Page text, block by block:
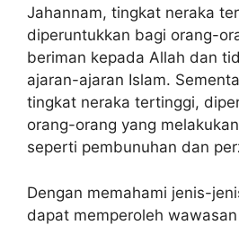
Jahannam, tingkat neraka
diperuntukkan bagi orang-
beriman kepada Allah dan
ajaran-ajaran Islam.
tingkat neraka tertinggi,
orang-orang yang
seperti pembunuhan dan
Dengan memahami jenis-
dapat memperoleh